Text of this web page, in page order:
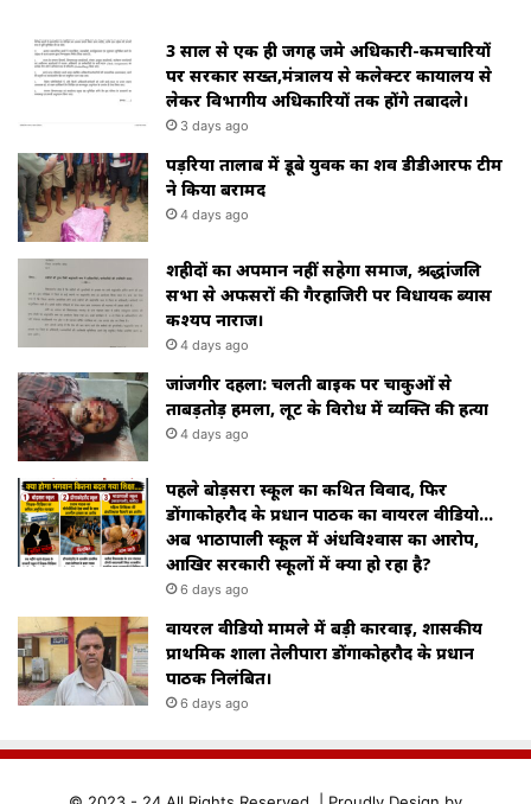
3 साल से एक ही जगह जमे अधिकारी-कर्मचारियों
पर सरकार सख्त,मंत्रालय से कलेक्टर कार्यालय से
लेकर विभागीय अधिकारियों तक होंगे तबादले।
3 days ago
पड़रिया तालाब में डूबे युवक का शव डीडीआरफ टीम
ने किया बरामद
4 days ago
शहीदों का अपमान नहीं सहेगा समाज, श्रद्धांजलि
सभा से अफसरों की गैरहाजिरी पर विधायक ब्यास
कश्यप नाराज।
4 days ago
जांजगीर दहला: चलती बाइक पर चाकुओं से
ताबड़तोड़ हमला, लूट के विरोध में व्यक्ति की हत्या
4 days ago
पहले बोड़सरा स्कूल का कथित विवाद, फिर
डोंगाकोहरौद के प्रधान पाठक का वायरल वीडियो…
अब भाठापाली स्कूल में अंधविश्वास का आरोप,
आखिर सरकारी स्कूलों में क्या हो रहा है?
6 days ago
वायरल वीडियो मामले में बड़ी कार्रवाई, शासकीय
प्राथमिक शाला तेलीपारा डोंगाकोहरौद के प्रधान
पाठक निलंबित।
6 days ago